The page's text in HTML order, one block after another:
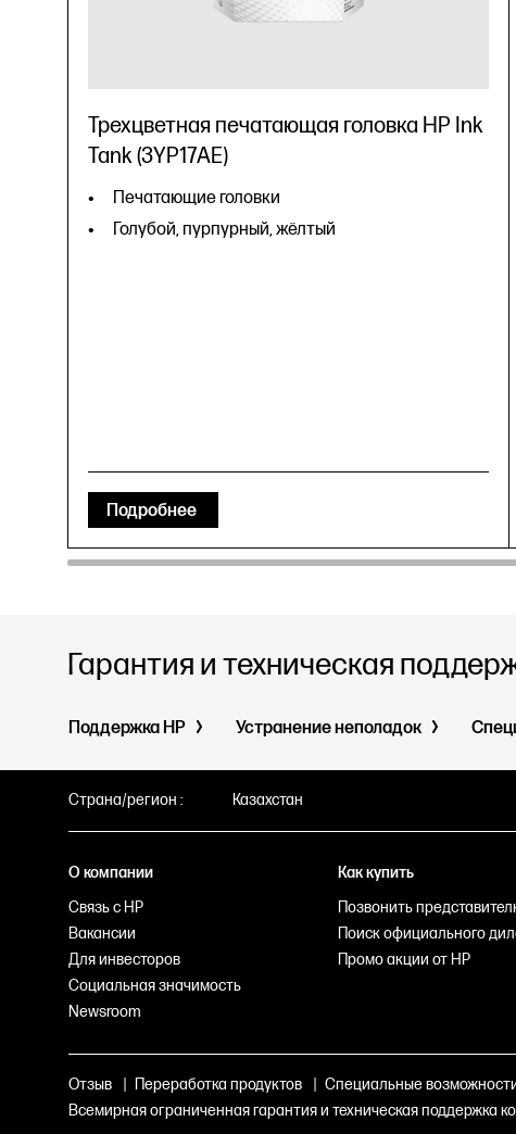
Трехцветная печатающая головка HP Ink
Tank (3YP17AE)
Печатающие головки
Голубой, пурпурный, жёлтый
Подробнее
Гарантия и техническая
Поддержка HP Устранение неполадок
Страна/регион : Казахстан
О компании
Связь с HP
Вакансии
Для инвесторов
Социальная значимость
Newsroom
Как купить
Позвонить
Поиск официального
Промо акции от HP
Отзыв Переработка продуктов Специальные
Всемирная ограниченная гарантия и техническая поддержка